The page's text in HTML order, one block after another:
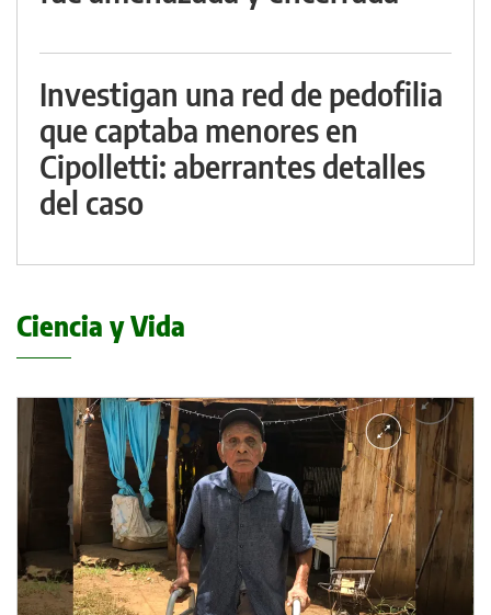
Investigan una red de pedofilia
que captaba menores en
Cipolletti: aberrantes detalles
del caso
Ciencia y Vida